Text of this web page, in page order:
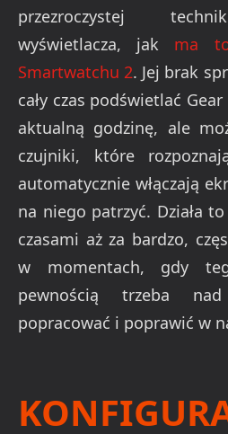
przezroczystej
wyświetlacza, jak ma
Smartwatchu 2. Jej brak
cały czas podświetlać
aktualną godzinę, ale
czujniki, które
automatycznie włączają
na niego patrzyć. Działa
czasami aż za bardzo,
w momentach, gdy
pewnością trzeba
popracować i poprawić w